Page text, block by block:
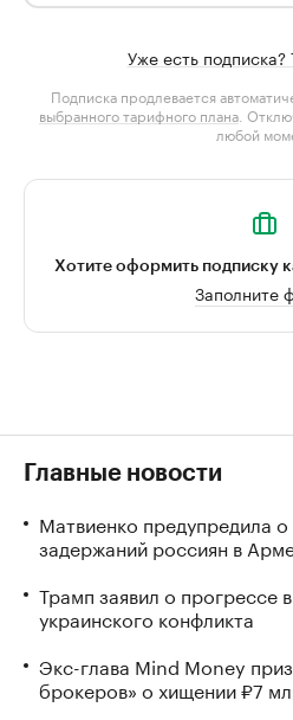
Уже есть подписка?
Подписка продлевается
выбранного тарифного плана .
любой
Хотите оформить подписку
Заполните
Главные новости
Матвиенко предупредила
задержаний россиян в
Трамп заявил о прогрессе
украинского конфликта
Экс-глава Mind Money
брокеров» о хищении ₽7